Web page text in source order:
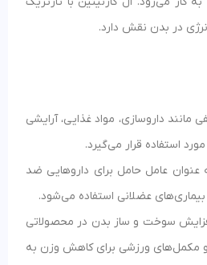
در بدن نقش دارد.
مانند داروسازی، مواد غذایی، آرایشی
استفاده قرار می‌گیرد.
عنوان عامل حامل برای داروهایی ضد
عضلانی استفاده می‌شود.
سوخت و ساز بدن در محصولاتی
و مکمل‌های ورزشی برای کاهش وزن به